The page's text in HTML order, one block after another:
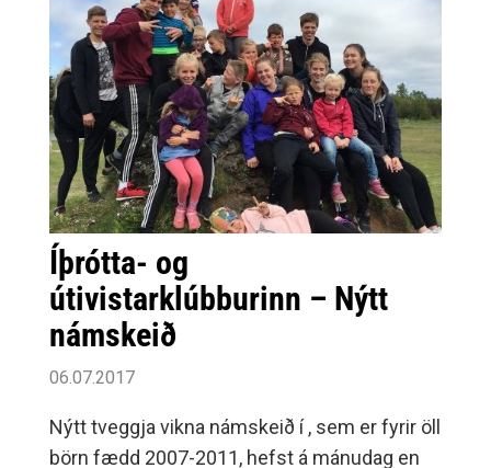
var í tívolí og sundlaugagarð og rölt um
Barcelonaborg þar sem að sjálfsögðu var kíkt
inn í nokkrar verslanir.Mótið var vel skipulagt í
alla staði og komu stelpurnar vel stemmdar
til leiks.
Íþrótta- og
útivistarklúbburinn – Nýtt
námskeið
06.07.2017
Nýtt tveggja vikna námskeið í , sem er fyrir öll
börn fædd 2007-2011, hefst á mánudag en